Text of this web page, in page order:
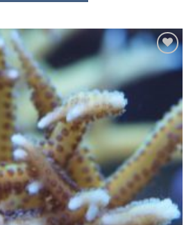
Wunschliste
hinzufügen